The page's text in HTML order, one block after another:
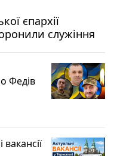
єпархії
служіння
Федів